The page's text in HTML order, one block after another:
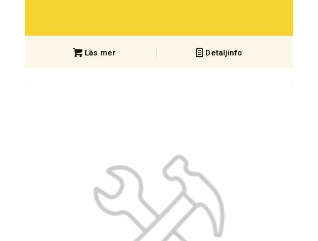
Läs mer Detaljinfo